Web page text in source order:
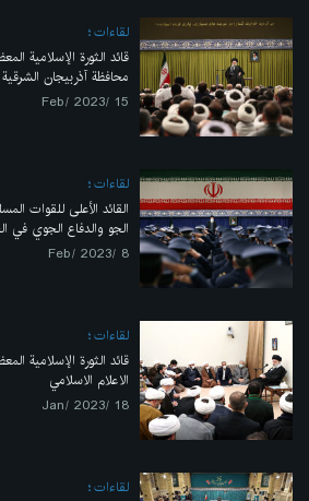
لقاءات
قائد الثورة الإسلامية
محافظة آذربيجان الشرقية
15 /Feb/ 2023
لقاءات
القائد الأعلى للقوات
الجو والدفاع الجوي في
8 /Feb/ 2023
لقاءات
قائد الثورة الإسلامية
الاعلام الاسلامي
18 /Jan/ 2023
لقاءات